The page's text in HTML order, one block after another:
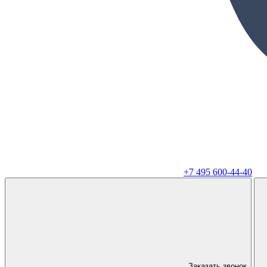
+7 495 600-44-40